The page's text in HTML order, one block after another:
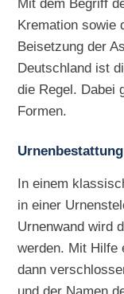
Mit dem Begriff
Kremation sowie
Beisetzung der
Deutschland ist
die Regel. Dabei
Formen.
Urnenbestattung
In einem
in einer
Urnenwand wird
werden. Mit Hilfe
dann